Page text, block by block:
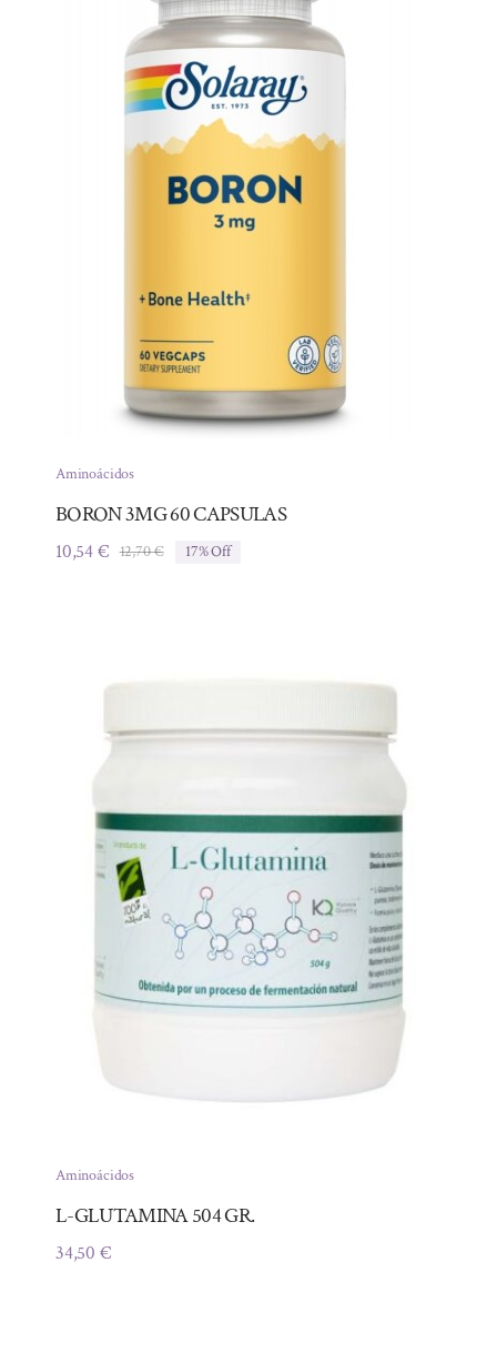
Aminoácidos
BORON 3MG 60 CAPSULAS
12,70€El
10,54€
El
17% Off
Aminoácidos
L-GLUTAMINA 504 GR.
34,50 €